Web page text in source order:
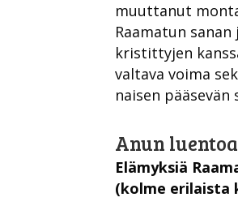
muuttanut
Raamatun
kristittyjen
valtava voima
naisen pääsevän
Anun
Elämyksiä
(kolme erilaista